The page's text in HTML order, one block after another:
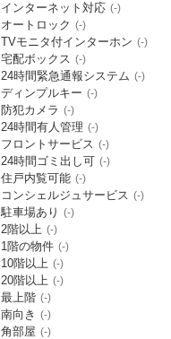
インターネット対応 (-)
オートロック (-)
TVモニタ付インターホン (-)
宅配ボックス (-)
24時間緊急通報システム (-)
ディンプルキー (-)
防犯カメラ (-)
24時間有人管理 (-)
フロントサービス (-)
24時間ゴミ出し可 (-)
住戸内覧可能 (-)
コンシェルジュサービス (-)
駐車場あり (-)
2階以上 (-)
1階の物件 (-)
10階以上 (-)
20階以上 (-)
最上階 (-)
南向き (-)
角部屋 (-)